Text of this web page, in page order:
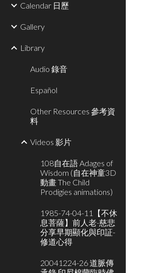
Calendar 日歷
Gallery
Library
Audio 錄音
Español
Other Resources 參考資
料
Videos 影片
108自在語 Adages of
Wisdom (自在神童3D
動畫 The Child
Prodigies animations)
1985-74-04-11【不休
息菩薩】前人老-慈悲
分享早期顯化與印証-
修道心得
20041224-26 道脈傳